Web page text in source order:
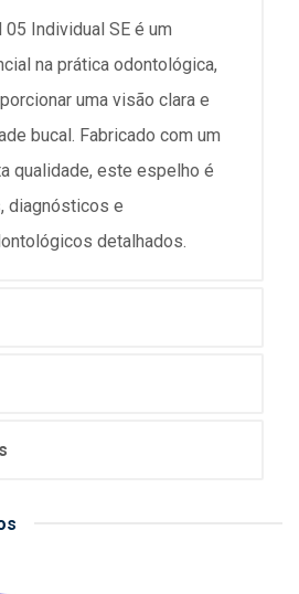
05 Individual SE é um
na prática odontológica,
uma visão clara e
bucal. Fabricado com um
qualidade, este espelho é
diagnósticos e
detalhados.